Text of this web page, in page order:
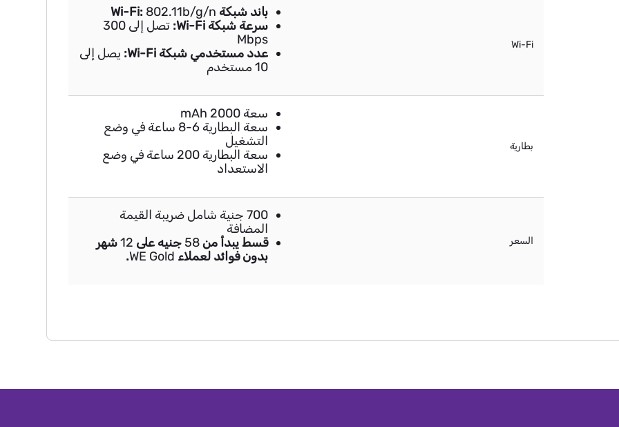
Wi-Fi
باند شبكة Wi-Fi: 802.11b/g/n
سرعة شبكة Wi-Fi:
تصل إلى 300
Mbps
عدد مستخدمي شبكة Wi-Fi:
يصل إلى
10 مستخدم
بطارية
سعة 2000 mAh
سعة البطارية 6-8 ساعة في وضع
التشغيل
سعة البطارية 200 ساعة في وضع
الاستعداد
السعر
700 جنية شامل ضريبة القيمة
المضافة
قسط يبدأ من58 جنيه على 12شهر
بدون فوائد لعملاء WE Gold
.